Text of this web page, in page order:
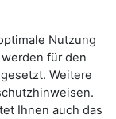
Nutzung
für den
Weitere
Ihnen auch das